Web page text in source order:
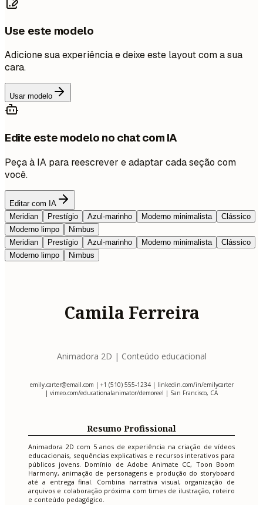
Use este modelo
Adicione sua experiência e deixe este layout com a sua
cara.
Usar modelo
Edite este modelo no chat com IA
Peça à IA para reescrever e adaptar cada seção com
você.
Editar com IA
Meridian
Prestígio Azul-marinho Moderno minimalista
Clássico
Moderno limpo
Nimbus
Meridian
Prestígio Azul-marinho Moderno minimalista
Clássico
Moderno limpo
Nimbus
Camila Ferreira
Animadora 2D | Conteúdo educacional
emily.carter@email.com | +1 (510) 555-1234 | linkedin.com/in/emilycarter
| vimeo.com/educationalanimator/demoreel | San Francisco, CA
Resumo Profissional
Animadora 2D com 5 anos de experiência na criação de vídeos
educacionais, sequências explicativas e recursos interativos para
públicos jovens. Domínio de Adobe Animate CC, Toon Boom
Harmony, animação de personagens e produção do storyboard
até a entrega final. Combina narrativa visual, organização de
arquivos e colaboração próxima com times de ilustração, roteiro
e conteúdo pedagógico.